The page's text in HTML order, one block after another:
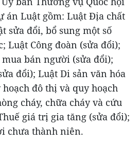
án Luật gồm: Luật Địa chất
sửa đổi, bổ sung một số
Luật Công đoàn (sửa đổi);
bán người (sửa đổi);
đổi); Luật Di sản văn hóa
đô thị và quy hoạch
cháy, chữa cháy và cứu
giá trị gia tăng (sửa đổi);
chưa thành niên.